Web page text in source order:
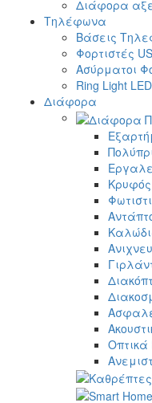
Διάφορα
Τηλέφωνα
Βάσεις
Φορτιστές
Ασύρματοι
Ring Light
Διάφορα
Οπτικά